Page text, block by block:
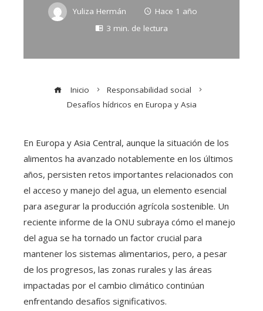
Yuliza Hermán
Hace 1 año
3 min. de lectura
Inicio
Responsabilidad social
Desafíos hídricos en Europa y Asia
En Europa y Asia Central, aunque la situación de los
alimentos ha avanzado notablemente en los últimos
años, persisten retos importantes relacionados con
el acceso y manejo del agua, un elemento esencial
para asegurar la producción agrícola sostenible. Un
reciente informe de la ONU subraya cómo el manejo
del agua se ha tornado un factor crucial para
mantener los sistemas alimentarios, pero, a pesar
de los progresos, las zonas rurales y las áreas
impactadas por el cambio climático continúan
enfrentando desafíos significativos.